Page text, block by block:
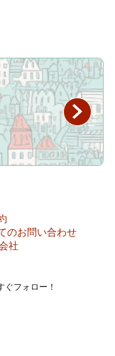
のお問い合わせ
社
フォロー！